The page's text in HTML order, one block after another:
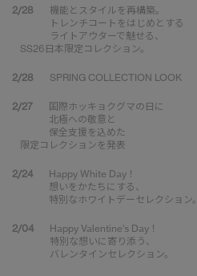
2/28
機能とスタイルを再構築。
トレンチコートをはじめとする
ライトアウターで魅せる、
SS26日本限定コレクション。
2/28 SPRING COLLECTION LOOK
2/27
国際ホッキョクグマの日に
北極への敬意と
保全支援を込めた
限定コレクションを発表
2/24
Happy White Day！
想いをかたちにする、
特別なホワイトデーセレクション。
2/04
Happy Valentine's Day！
特別な想いに寄り添う、
バレンタインセレクション。